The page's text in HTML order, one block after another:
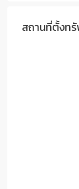
สถานที่ตั้งท